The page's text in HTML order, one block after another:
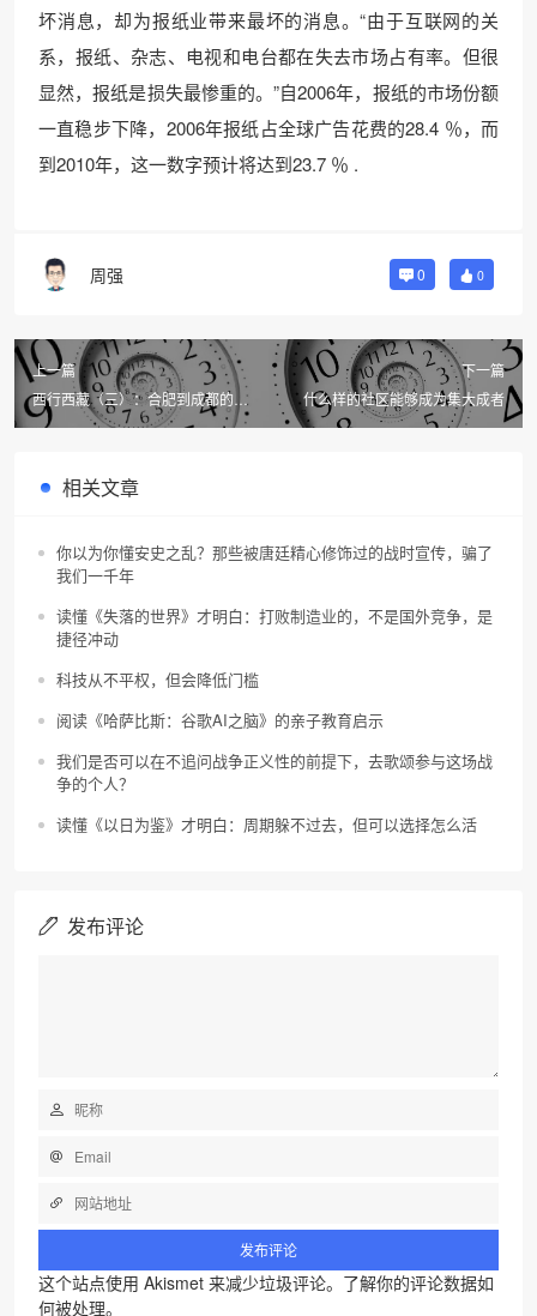
坏消息，却为报纸业带来最坏的消息。“由于互联网的关
系，报纸、杂志、电视和电台都在失去市场占有率。但很
显然，报纸是损失最惨重的。”自2006年，报纸的市场份额
一直稳步下降，2006年报纸占全球广告花费的28.4 ％，而
到2010年，这一数字预计将达到23.7 ％ .
周强 0 0
上一篇
西行西藏（三）：合肥到成都的火
车上
下一篇
什么样的社区能够成为集大成者
相关文章
你以为你懂安史之乱？那些被唐廷精心修饰过的战时宣传，骗了
我们一千年
读懂《失落的世界》才明白：打败制造业的，不是国外竞争，是
捷径冲动
科技从不平权，但会降低门槛
阅读《哈萨比斯：谷歌AI之脑》的亲子教育启示
我们是否可以在不追问战争正义性的前提下，去歌颂参与这场战
争的个人？
读懂《以日为鉴》才明白：周期躲不过去，但可以选择怎么活
发布评论
这个站点使用 Akismet 来减少垃圾评论。 了解你的评论数据如
何被处理。